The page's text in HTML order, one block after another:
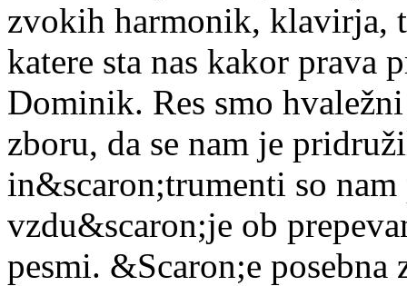
zvokih harmonik, klavirja,
katere sta nas kakor prava
Dominik. Res smo
zboru, da se nam je
in&scaron;trumenti so
vzdu&scaron;je ob
pesmi. &Scaron;e posebna